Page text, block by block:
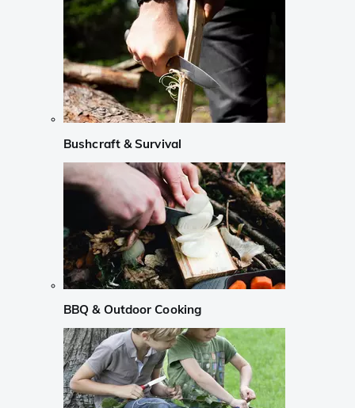
Bushcraft & Survival
BBQ & Outdoor Cooking